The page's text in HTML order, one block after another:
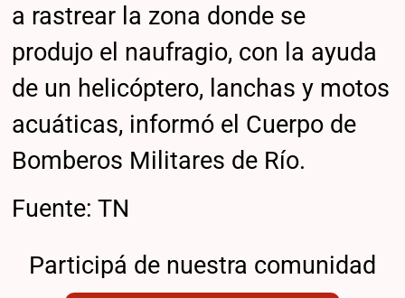
a rastrear la zona donde se
produjo el naufragio, con la ayuda
de un helicóptero, lanchas y motos
acuáticas, informó el Cuerpo de
Bomberos Militares de Río.
Fuente: TN
Participá de nuestra comunidad